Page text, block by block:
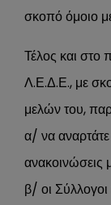
σκοπό όμοιο
Τέλος και στο
Λ.Ε.Δ.Ε., με
μελών του,
α/ να αναρτάτε
ανακοινώσεις
β/ οι